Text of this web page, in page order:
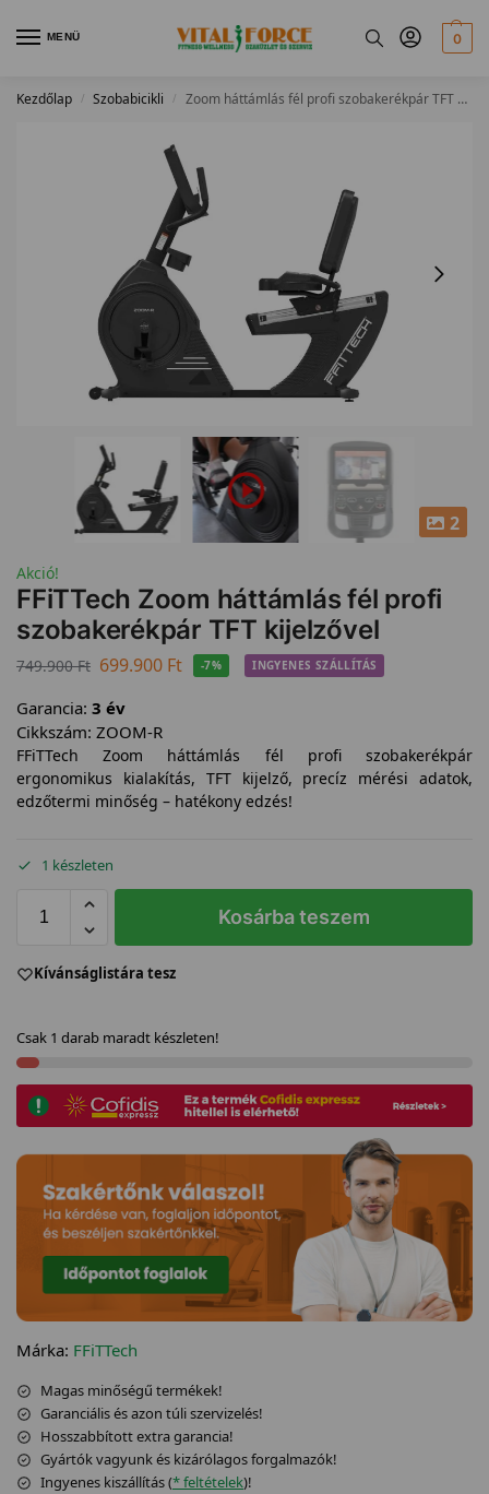
MENÜ 0
Kezdőlap / Szobabicikli / Zoom háttámlás fél profi szobakerékpár TFT kijelzővel
2
Akció!
FFiTTech Zoom háttámlás fél profi
szobakerékpár TFT kijelzővel
749.900Ft 699.900 Ft -7% INGYENES SZÁLLÍTÁS
Garancia: 3 év
Cikkszám: ZOOM-R
FFiTTech Zoom háttámlás fél profi szobakerékpár
ergonomikus kialakítás, TFT kijelző, precíz mérési adatok,
edzőtermi minőség – hatékony edzés!
1 készleten
Kosárba teszem
Kívánságlistára tesz
Csak 1 darab maradt készleten!
Márka: FFiTTech
Magas minőségű termékek!
Garanciális és azon túli szervizelés!
Hosszabbított extra garancia!
Gyártók vagyunk és kizárólagos forgalmazók!
Ingyenes kiszállítás (* feltételek)!